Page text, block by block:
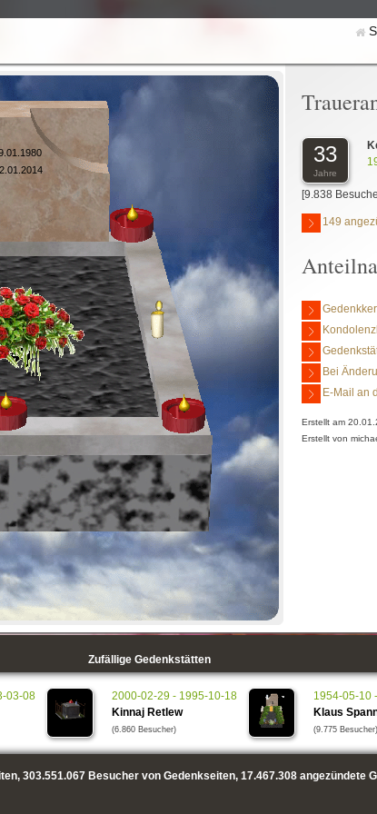
33
Jahre
[9.838
149
Bei
E-Mail an
Erstellt am
Erstellt von
Zufällige Gedenkstätten
03-08
2000-02-29 - 1995-10-18
Kinnaj Retlew
(6.860 Besucher)
1954-05-10
Klaus
(9.775 Besucher)
303.551.067Besucher von Gedenkseiten, 17.467.308angezündete